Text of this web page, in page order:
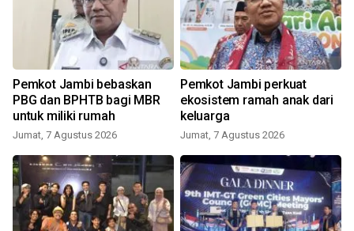
Pemkot Jambi bebaskan
PBG dan BPHTB bagi MBR
untuk miliki rumah
Jumat, 7 Agustus 2026
Pemkot Jambi perkuat
ekosistem ramah anak dari
keluarga
Jumat, 7 Agustus 2026